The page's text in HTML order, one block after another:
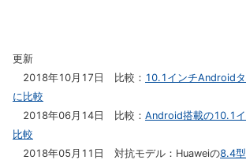
更新
2018年10月17日 比較： 10.1インチAndroid
に比較
2018年06月14日 比較： Android搭載の10.1
比較
2018年05月11日 対抗モデル：Huaweiの8.4